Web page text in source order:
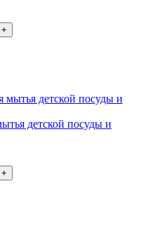
+
детской посуды и
+